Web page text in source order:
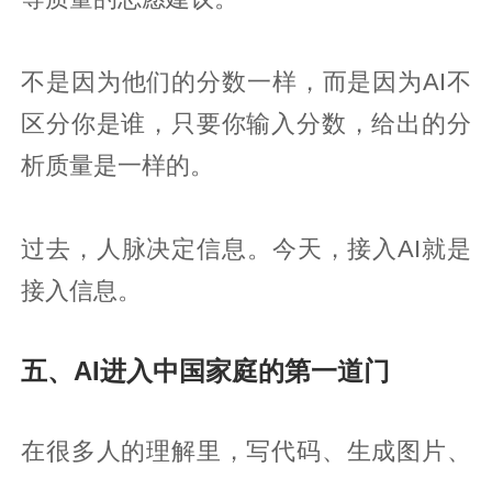
不是因为他们的分数一样，而是因为AI不
区分你是谁，只要你输入分数，给出的分
析质量是一样的。
过去，人脉决定信息。今天，接入AI就是
接入信息。
五、AI进入中国家庭的第一道门
在很多人的理解里，写代码、生成图片、